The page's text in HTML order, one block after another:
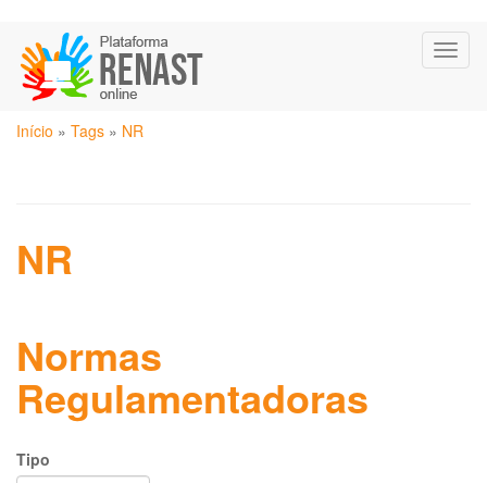
para
conteúdo
principal
Você
Início » Tags » NR
NR
Normas
Regulamentadoras
Tipo